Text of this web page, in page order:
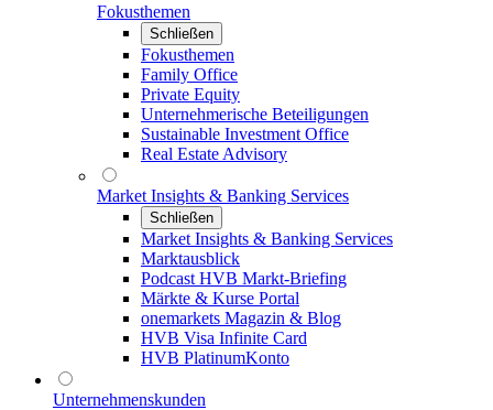
Fokusthemen
Schließen
Fokusthemen
Family Office
Private Equity
Unternehmerische Beteiligungen
Sustainable Investment Office
Real Estate Advisory
Market Insights & Banking Services
Schließen
Market Insights & Banking Services
Marktausblick
Podcast HVB Markt-Briefing
Märkte & Kurse Portal
onemarkets Magazin & Blog
HVB Visa Infinite Card
HVB PlatinumKonto
Unternehmenskunden